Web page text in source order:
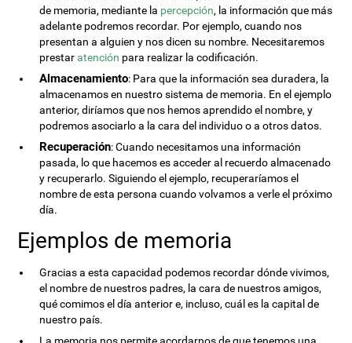
de memoria, mediante la percepción, la información que más
adelante podremos recordar. Por ejemplo, cuando nos
presentan a alguien y nos dicen su nombre. Necesitaremos
prestaratención para realizar la codificación.
Almacenamiento: Para que la información sea duradera, la
almacenamos en nuestro sistema de memoria. En el ejemplo
anterior, diríamos que nos hemos aprendido el nombre, y
podremos asociarlo a la cara del individuo o a otros datos.
Recuperación: Cuando necesitamos una información
pasada, lo que hacemos es acceder al recuerdo almacenado
y recuperarlo. Siguiendo el ejemplo, recuperaríamos el
nombre de esta persona cuando volvamos a verle el próximo
día.
Ejemplos de memoria
Gracias a esta capacidad podemos recordar dónde vivimos,
el nombre de nuestros padres, la cara de nuestros amigos,
qué comimos el día anterior e, incluso, cuál es la capital de
nuestro país.